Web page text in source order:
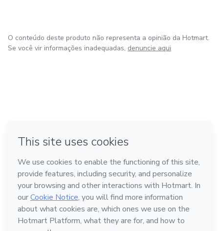
O conteúdo deste produto não representa a opinião da Hotmart.
Se você vir informações inadequadas, denuncie aqui
Feito com ❤ na Cidade do México
Conheça a Hotmart
Idioma